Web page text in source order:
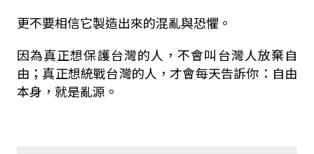
更不要相信它製造出來的混亂與恐懼。
因為真正想保護台灣的人，不會叫台灣人放棄自
由；真正想統戰台灣的人，才會每天告訴你：自由
本身，就是亂源。